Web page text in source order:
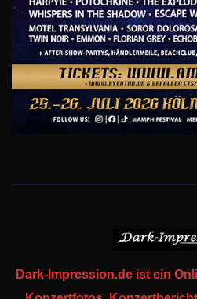
Dark-Impression.de ist ein